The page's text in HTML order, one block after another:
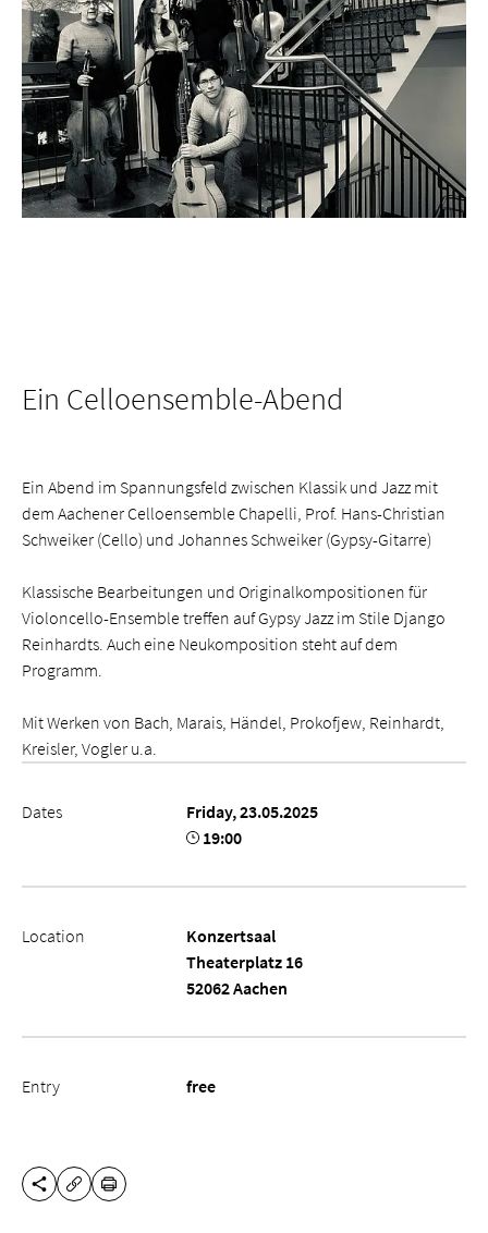
Ein Celloensemble-Abend
Ein Abend im Spannungsfeld zwischen Klassik und Jazz mit
dem Aachener Celloensemble Chapelli, Prof. Hans-Christian
Schweiker (Cello) und Johannes Schweiker (Gypsy-Gitarre)
Klassische Bearbeitungen und Originalkompositionen für
Violoncello-Ensemble treffen auf Gypsy Jazz im Stile Django
Reinhardts. Auch eine Neukomposition steht auf dem
Programm.
Mit Werken von Bach, Marais, Händel, Prokofjew, Reinhardt,
Kreisler, Vogler u.a.
Dates
Friday, 23.05.2025
19:00
Location
Konzertsaal
Theaterplatz 16
52062 Aachen
Entry free
SHARE THIS PAGE
COPY URL
PRINT